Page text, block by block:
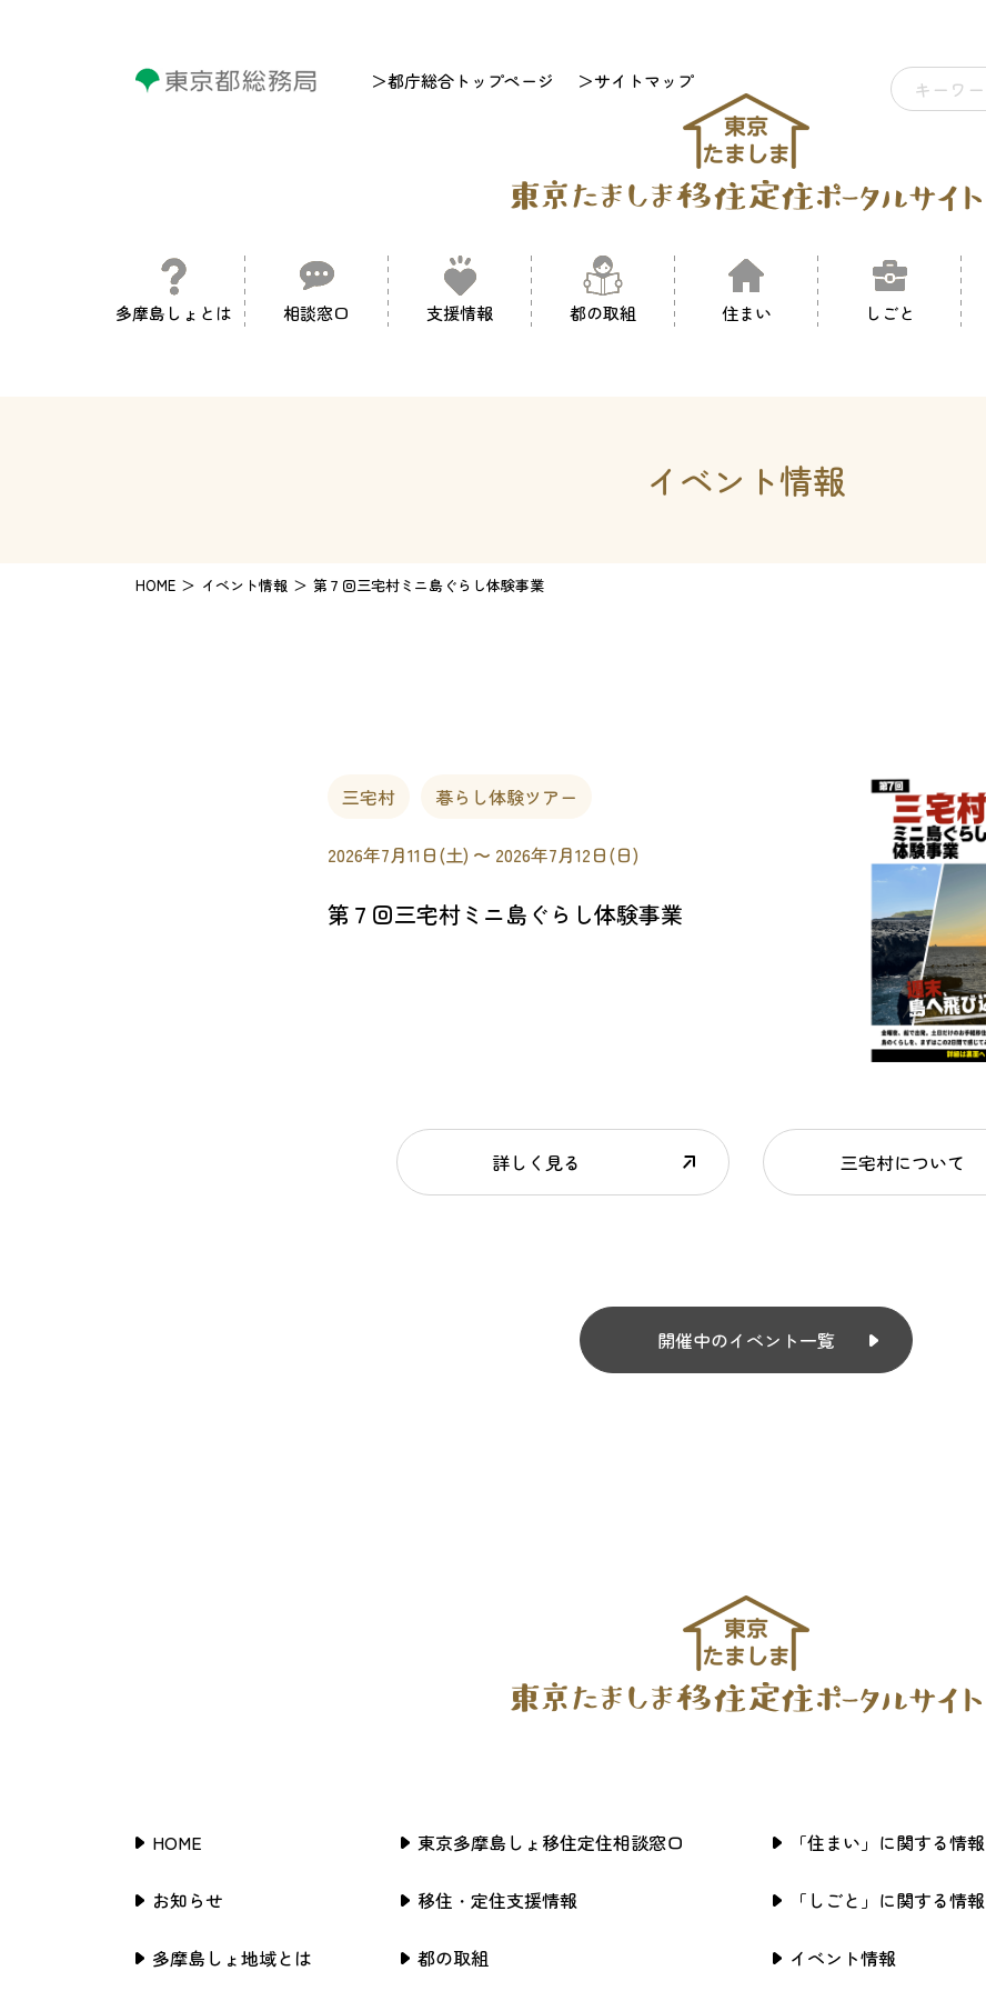
＞都庁総合トップページ ＞サイトマップ
多摩島しょとは 相談窓口 支援情報 都の取組 住まい しごと
イベント情報
HOME イベント情報 第７回三宅村ミニ島ぐらし体験事業
三宅村 暮らし体験ツアー
2026年7月11日(土) 〜 2026年7月12日(日)
第７回三宅村ミニ島ぐらし体験事業
詳しく見る 三宅村について
開催中のイベント一覧
HOME
お知らせ
多摩島しょ地域とは
東京多摩島しょ移住定住相談窓口
移住・定住支援情報
都の取組
「住まい」に関する情報
「しごと」に関する情報
イベント情報